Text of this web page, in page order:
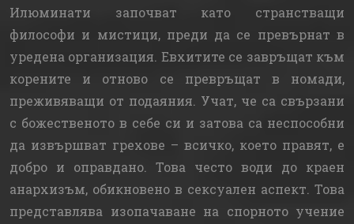
Илюминати започват като странстващи
философи и мистици, преди да се превърнат в
уредена организация. Евхитите се завръщат към
корените и отново се превръщат в номади,
преживяващи от подаяния. Учат, че са свързани
с божественото в себе си и затова са неспособни
да извършват грехове – всичко, което правят, е
добро и оправдано. Това често води до краен
анархизъм, обикновено в сексуален аспект. Това
представлява изопачаване на спорното учение